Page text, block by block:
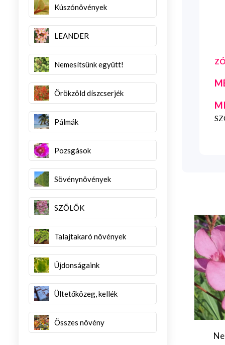
Kúszónövények
LEANDER
Nemesítsünk együtt!
Örökzöld díszcserjék
Pálmák
Pozsgások
Sövénynövények
SZŐLŐK
Talajtakaró növények
Újdonságaink
Ültetőközeg, kellék
Összes növény
oleander
Nerium oleander